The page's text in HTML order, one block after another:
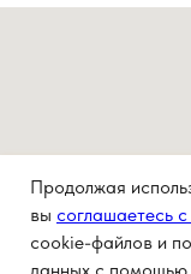
Продолжая
вы соглашаетесь
cookie-файлов и